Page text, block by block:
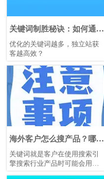
关键词制胜秘诀：如何通过
拓展海量关键词高效获客？
优化的关键词越多，独立站获
客越高效？
海外客户怎么搜产品？哪种
关键词优化引流效果最好？
关键词就是客户在使用搜索引
擎搜索行业产品时可能会用到